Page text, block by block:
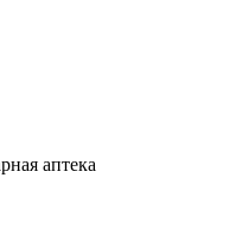
аптека